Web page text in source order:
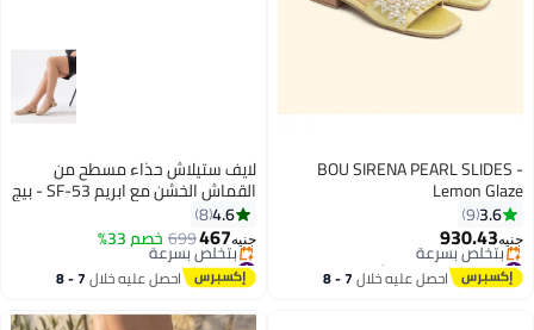
4
BOU SIRENA PEARL SLIDES -
Lemon Glaze
3.6
9
جنيه930.43
#19 في صنادل نسائية كاجوال
توصيل مجاني
بتخلّص بسرعة
احصل عليه خلال 7 - 8
3
لايف ستيلاش حذاء مسطح من
القماش الخشن مع ابريم SF-53 - بيج
4.6
8
جنيه467
699 خصم 33%
#10 في صنادل مسطحة
توصيل مجاني
بتخلّص بسرعة
#10 في صنادل مسطحة
احصل عليه خلال 7 - 8